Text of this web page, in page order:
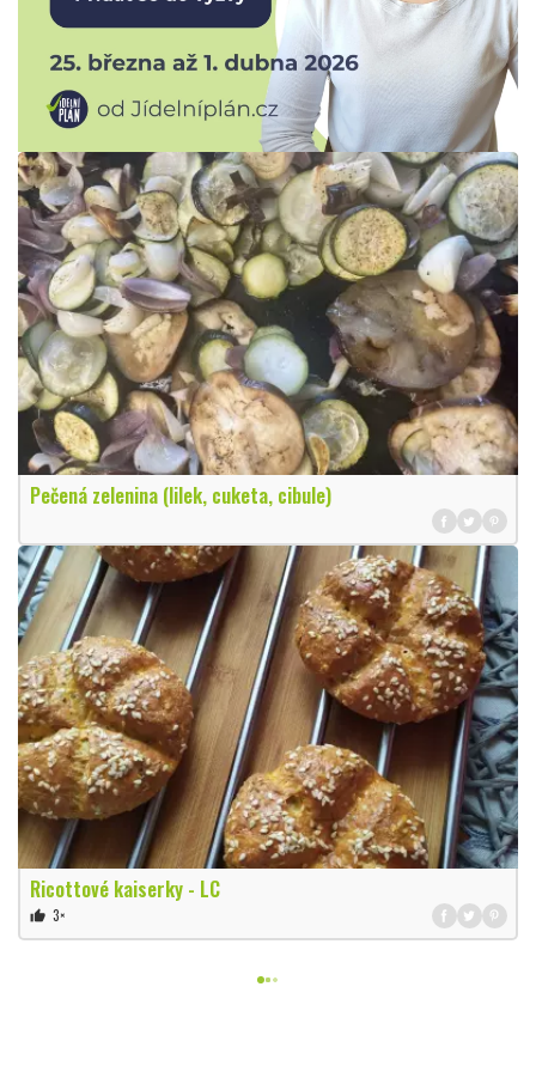
Pečená zelenina (lilek, cuketa, cibule)
Ricottové kaiserky - LC
thumb_up 3×